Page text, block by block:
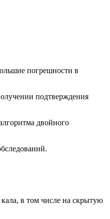
погрешности в
подтверждения
двойного
в том числе на скрытую